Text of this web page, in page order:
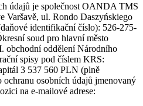
údajů je společnost OANDA TMS
Varšavě, ul. Rondo Daszyńskiego
identifikační číslo): 526-275-
soud pro hlavní město
obchodní oddělení Národního
spisy pod číslem KRS:
3 537 560 PLN (plně
ochranu osobních údajů jmenovaný
na e-mailové adrese: